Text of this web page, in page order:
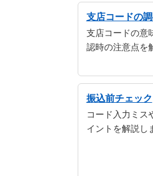
支店コードの
支店コードの意
認時の注意点を
振込前チェック
コード入力ミス
イントを解説し